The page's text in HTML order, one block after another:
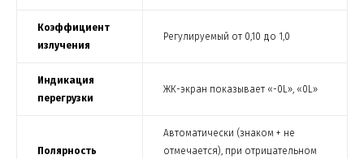
Коэффициент
излучения
Регулируемый от 0,10 до 1,0
Индикация
перегрузки
ЖК-экран показывает «-0L», «0L»
Полярность
Автоматически (знаком + не
отмечается), при отрицательном